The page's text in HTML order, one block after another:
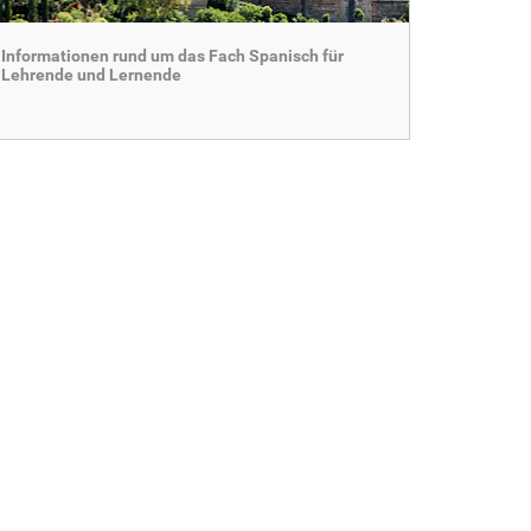
Informationen rund um das Fach Spanisch für
Lehrende und Lernende